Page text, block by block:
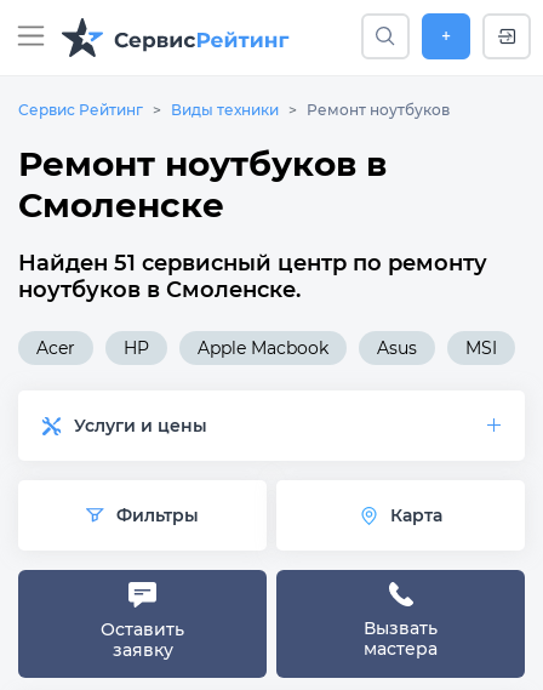
+
Сервис Рейтинг Виды техники Ремонт ноутбуков
Ремонт ноутбуков в
Смоленске
Найден 51 сервисный центр по ремонту
ноутбуков в Смоленске.
Acer HP Apple Macbook Asus MSI
Услуги и цены
Фильтры Карта
Оставить
заявку
Вызвать
мастера